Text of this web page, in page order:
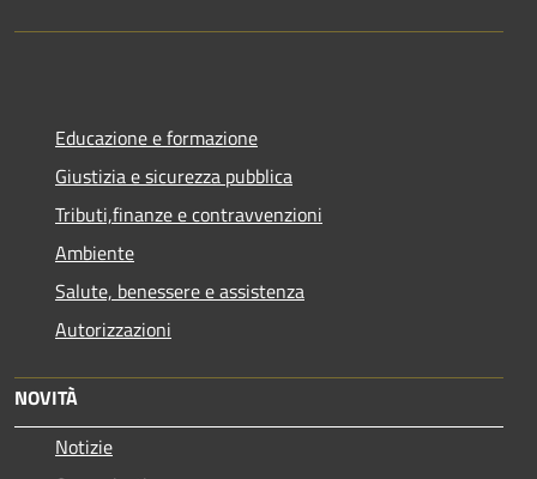
Educazione e formazione
Giustizia e sicurezza pubblica
Tributi,finanze e contravvenzioni
Ambiente
Salute, benessere e assistenza
Autorizzazioni
NOVITÀ
Notizie